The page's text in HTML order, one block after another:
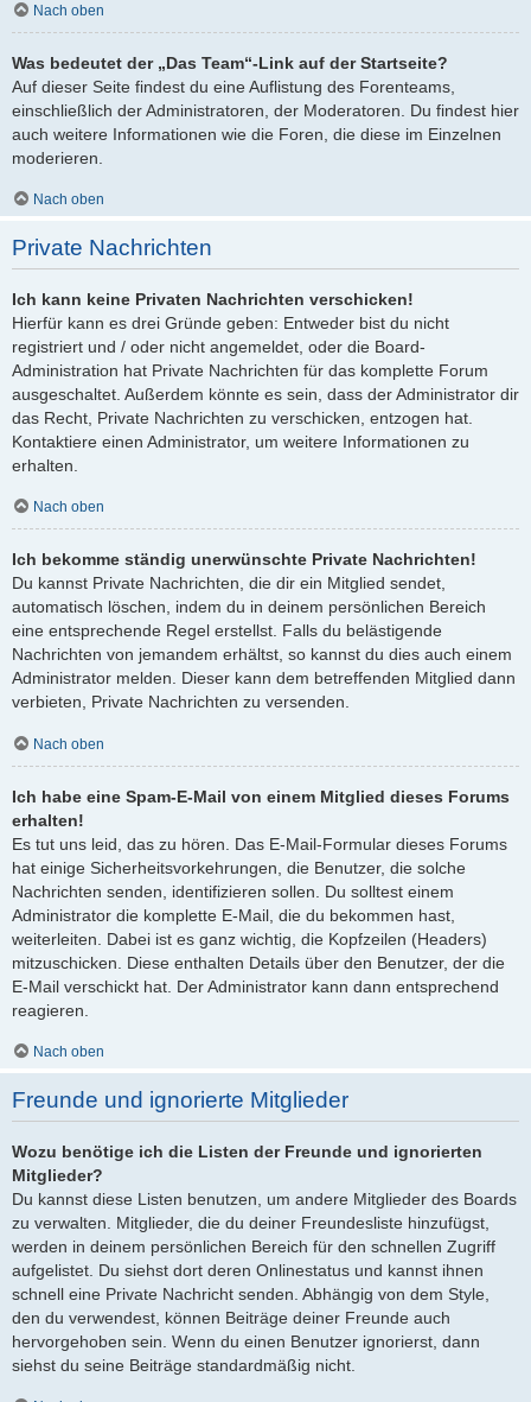
Nach oben
Was bedeutet der „Das Team“-Link auf der Startseite?
Auf dieser Seite findest du eine Auflistung des Forenteams,
einschließlich der Administratoren, der Moderatoren. Du findest hier
auch weitere Informationen wie die Foren, die diese im Einzelnen
moderieren.
Nach oben
Private Nachrichten
Ich kann keine Privaten Nachrichten verschicken!
Hierfür kann es drei Gründe geben: Entweder bist du nicht
registriert und / oder nicht angemeldet, oder die Board-
Administration hat Private Nachrichten für das komplette Forum
ausgeschaltet. Außerdem könnte es sein, dass der Administrator dir
das Recht, Private Nachrichten zu verschicken, entzogen hat.
Kontaktiere einen Administrator, um weitere Informationen zu
erhalten.
Nach oben
Ich bekomme ständig unerwünschte Private Nachrichten!
Du kannst Private Nachrichten, die dir ein Mitglied sendet,
automatisch löschen, indem du in deinem persönlichen Bereich
eine entsprechende Regel erstellst. Falls du belästigende
Nachrichten von jemandem erhältst, so kannst du dies auch einem
Administrator melden. Dieser kann dem betreffenden Mitglied dann
verbieten, Private Nachrichten zu versenden.
Nach oben
Ich habe eine Spam-E-Mail von einem Mitglied dieses Forums
erhalten!
Es tut uns leid, das zu hören. Das E-Mail-Formular dieses Forums
hat einige Sicherheitsvorkehrungen, die Benutzer, die solche
Nachrichten senden, identifizieren sollen. Du solltest einem
Administrator die komplette E-Mail, die du bekommen hast,
weiterleiten. Dabei ist es ganz wichtig, die Kopfzeilen (Headers)
mitzuschicken. Diese enthalten Details über den Benutzer, der die
E-Mail verschickt hat. Der Administrator kann dann entsprechend
reagieren.
Nach oben
Freunde und ignorierte Mitglieder
Wozu benötige ich die Listen der Freunde und ignorierten
Mitglieder?
Du kannst diese Listen benutzen, um andere Mitglieder des Boards
zu verwalten. Mitglieder, die du deiner Freundesliste hinzufügst,
werden in deinem persönlichen Bereich für den schnellen Zugriff
aufgelistet. Du siehst dort deren Onlinestatus und kannst ihnen
schnell eine Private Nachricht senden. Abhängig von dem Style,
den du verwendest, können Beiträge deiner Freunde auch
hervorgehoben sein. Wenn du einen Benutzer ignorierst, dann
siehst du seine Beiträge standardmäßig nicht.